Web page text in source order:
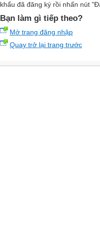
khẩu đã đăng ký rồi nhấn nút
Bạn làm gì tiếp theo?
Mở trang đăng nhập
Quay trở lại trang trước